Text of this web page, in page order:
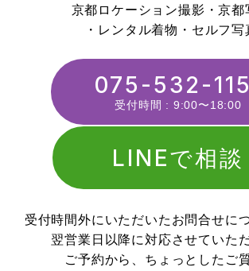
京都ロケーション撮影・京都
・レンタル着物・セルフ写
075-532-
受付時間 : 9:00〜18:00
LINEで相談
受付時間外にいただいた お問合せに
翌営業日以降に対応させていた
ご予約から、ちょっとしたご